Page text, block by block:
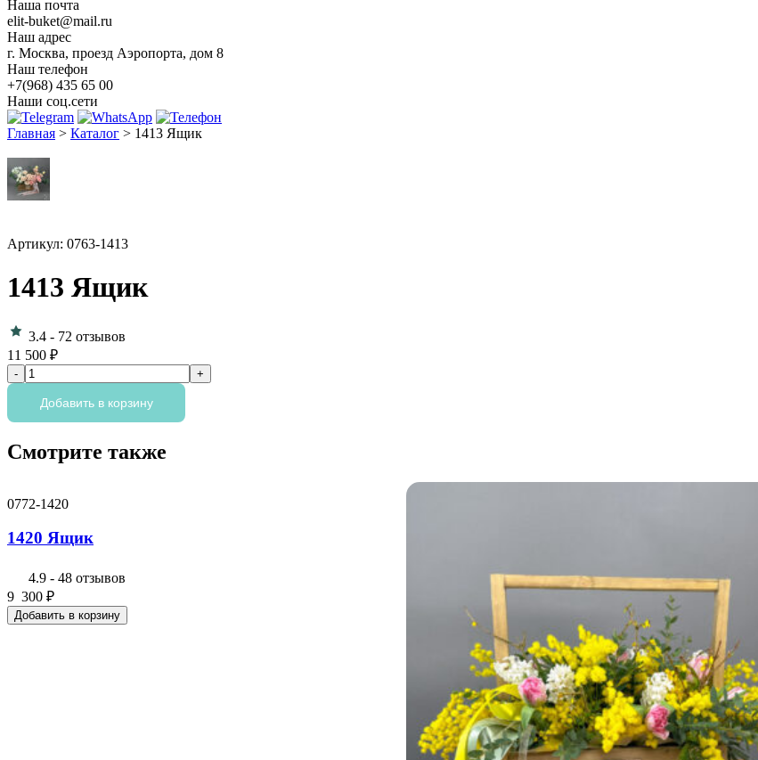
Наша почта
elit-buket@mail.ru
Наш адрес
г. Москва, проезд Аэропорта, дом 8
Наш телефон
+7(968) 435 65 00
Наши соц.сети
Главная > Каталог > 1413 Ящик
Артикул: 0763-1413
1413 Ящик
3.4 - 72 отзывов
11 500 ₽
Количество
товара
Ящик
- +
Добавить в корзину
Смотрите также
0772-1420
1420 Ящик
4.9 - 48 отзывов
9 300 ₽
Добавить в корзину